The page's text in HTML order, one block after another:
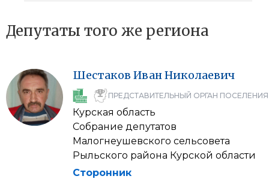
Депутаты того же региона
Шестаков ИванНиколаевич
ПРЕДСТАВИТЕЛЬНЫЙ ОРГАН ПОСЕЛЕНИЯ
Курская область
Собрание депутатов
Малогнеушевского сельсовета
Рыльского района Курской области
Сторонник